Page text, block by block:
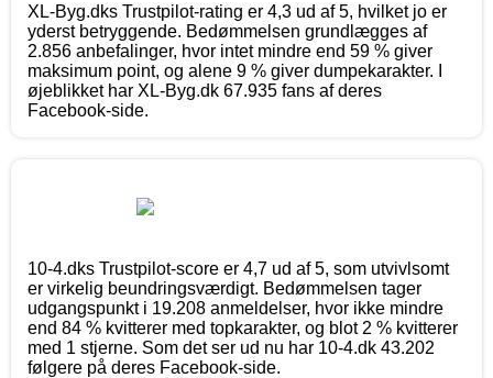
XL-Byg.dks Trustpilot-rating er 4,3 ud af 5, hvilket jo er
yderst betryggende. Bedømmelsen grundlægges af
2.856 anbefalinger, hvor intet mindre end 59 % giver
maksimum point, og alene 9 % giver dumpekarakter. I
øjeblikket har XL-Byg.dk 67.935 fans af deres
Facebook-side.
10-4.dks Trustpilot-score er 4,7 ud af 5, som utvivlsomt
er virkelig beundringsværdigt. Bedømmelsen tager
udgangspunkt i 19.208 anmeldelser, hvor ikke mindre
end 84 % kvitterer med topkarakter, og blot 2 % kvitterer
med 1 stjerne. Som det ser ud nu har 10-4.dk 43.202
følgere på deres Facebook-side.